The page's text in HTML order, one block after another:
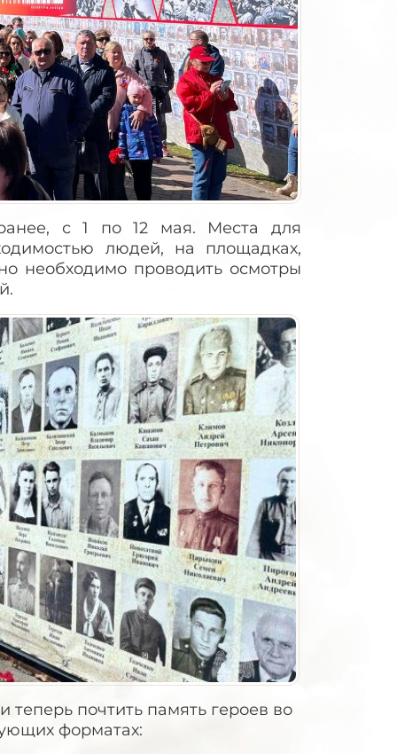
с 1 по 12 мая. Места для
людей, на площадках,
необходимо проводить осмотры
почтить память героев во
форматах: